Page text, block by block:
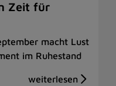
Zeit für
macht Lust
im Ruhestand